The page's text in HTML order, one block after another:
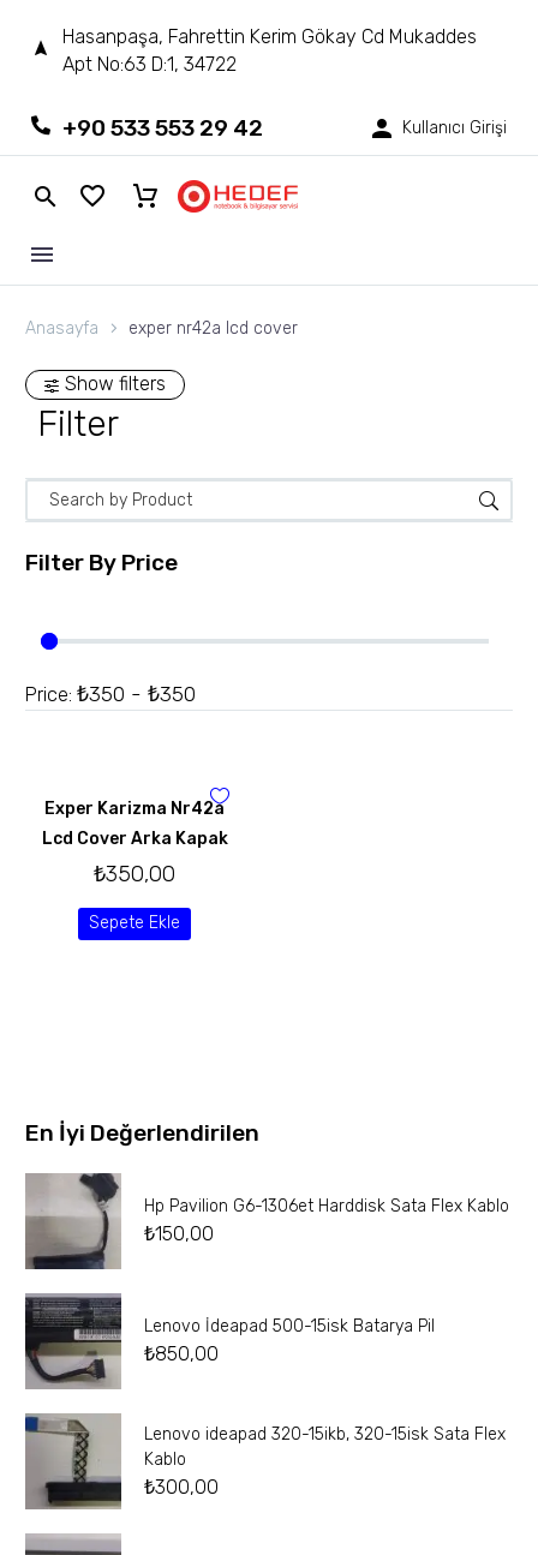
Hasanpaşa, Fahrettin Kerim Gökay Cd Mukaddes
Apt No:63 D:1, 34722
+90 533 553 29 42 Kullanıcı Girişi
Anasayfa exper nr42a lcd cover
Show filters
Filter
Filter By Price
Price: ₺350 - ₺350
Exper Karizma Nr42a
Lcd Cover Arka Kapak
₺350,00
Sepete Ekle
En İyi Değerlendirilen
Hp Pavilion G6-1306et Harddisk Sata Flex Kablo
₺150,00
Lenovo İdeapad 500-15isk Batarya Pil
₺850,00
Lenovo ideapad 320-15ikb, 320-15isk Sata Flex
Kablo
₺300,00